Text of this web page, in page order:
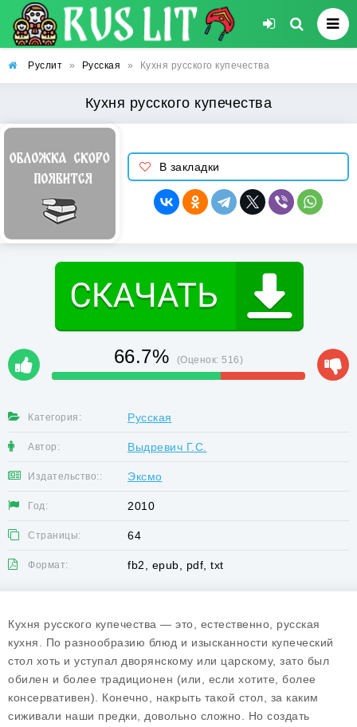
Руслит » Русская » Кухня русского купечества
Кухня русского купечества
В закладки
66.7% (Оценок:516)
Категория: Русская
Автор: Выдревич Г.С.
Издательство:: Эксмо
Год: 2010
Страницы: 64
Формат: fb2, epub, pdf, txt
Кухня русского купечества — это, естественно, русская
кухня. По разнообразию блюд и изысканности купеческий
стол хоть и уступал дворянскому или царскому, зато был
обилен и более традиционен (или, если хотите, более
консервативен). Конечно, накрыть такой стол, за каким
сиживали наши предки, довольно сложно. Но создать